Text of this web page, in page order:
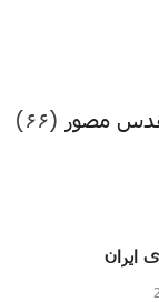
مصور (۶۶)
ایران